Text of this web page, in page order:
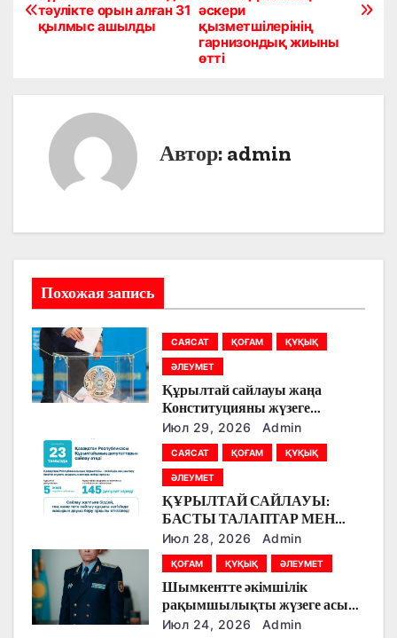
а
о
з
а
м
әскери
қызметшілерінің
гарнизондық жиыны
өтті
тәулікте орын алған 31
қылмыс ашылды
Автор: admin
Похожая запись
САЯСАТ ҚОҒАМ ҚҰҚЫҚ
ӘЛЕУМЕТ
Құрылтай сайлауы жаңа
Конституцияны жүзеге
асырудың алғашқы кезеңі
болады
Июл 29, 2026 Admin
САЯСАТ ҚОҒАМ ҚҰҚЫҚ
ӘЛЕУМЕТ
ҚҰРЫЛТАЙ САЙЛАУЫ:
БАСТЫ ТАЛАПТАР МЕН
ЕРЕКШЕЛІКТЕР
Июл 28, 2026 Admin
ҚОҒАМ ҚҰҚЫҚ ӘЛЕУМЕТ
Шымкентте әкімшілік
рақымшылықты жүзеге асыру
қорытындылары шығарылды
Июл 24, 2026 Admin